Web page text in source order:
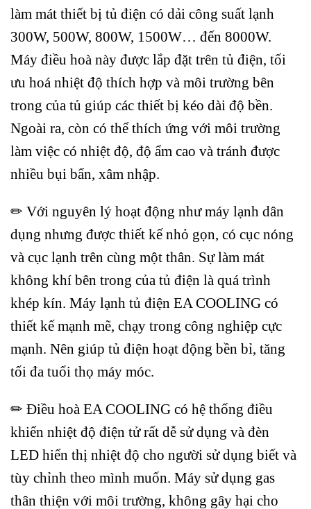
làm mát thiết bị tủ điện có dải công suất lạnh
300W, 500W, 800W, 1500W… đến 8000W.
Máy điều hoà này được lắp đặt trên tủ điện, tối
ưu hoá nhiệt độ thích hợp và môi trường bên
trong của tủ giúp các thiết bị kéo dài độ bền.
Ngoài ra, còn có thể thích ứng với môi trường
làm việc có nhiệt độ, độ ẩm cao và tránh được
nhiều bụi bẩn, xâm nhập.
✏ Với nguyên lý hoạt động như máy lạnh dân
dụng nhưng được thiết kế nhỏ gọn, có cục nóng
và cục lạnh trên cùng một thân. Sự làm mát
không khí bên trong của tủ điện là quá trình
khép kín. Máy lạnh tủ điện EA COOLING có
thiết kế mạnh mẽ, chạy trong công nghiệp cực
mạnh. Nên giúp tủ điện hoạt động bền bỉ, tăng
tối đa tuổi thọ máy móc.
✏ Điều hoà EA COOLING có hệ thống điều
khiển nhiệt độ điện tử rất dễ sử dụng và đèn
LED hiển thị nhiệt độ cho người sử dụng biết và
tùy chỉnh theo mình muốn. Máy sử dụng gas
thân thiện với môi trường, không gây hại cho